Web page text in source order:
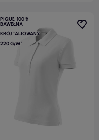
PIQUE, 100 %
BAWEŁNA
KRÓJ TALIOWANY
220 G/M²